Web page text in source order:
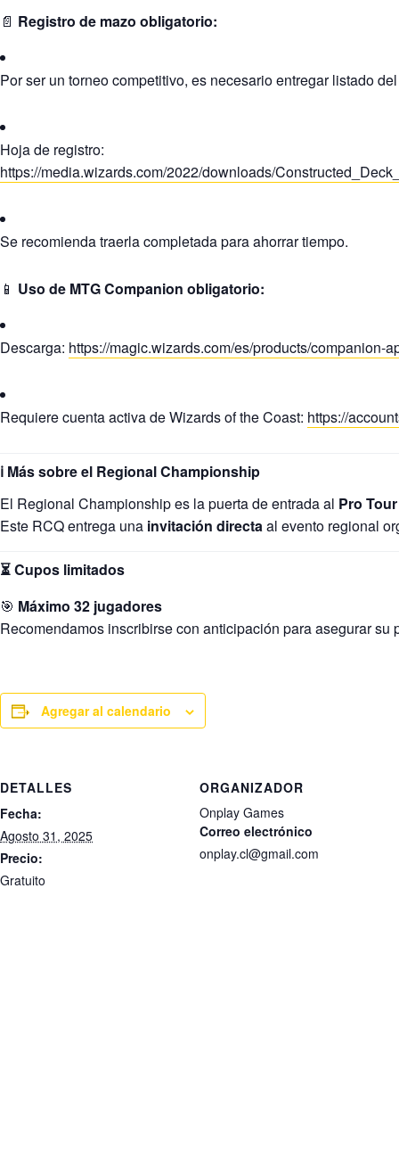
📄 Registro de mazo obligatorio:
Por ser un torneo competitivo, es necesario entregar listado
Hoja de registro:
https://media.wizards.com/2022/downloads/
Se recomienda traerla completada para ahorrar tiempo.
📱 Uso de MTG Companion obligatorio:
Descarga: https://magic.wizards.com/es/products/companion-
Requiere cuenta activa de Wizards of the Coast: https://
ℹ Más sobre el Regional Championship
El Regional Championship es la puerta de entrada al Pro Tour
Este RCQ entrega una invitación directaal evento regional
⏳ Cupos limitados
🎯 Máximo 32 jugadores
Recomendamos inscribirse con anticipación para asegurar su
Agregar al calendario
DETALLES
Fecha:
Agosto 31, 2025
Precio:
Gratuito
ORGANIZADOR
Onplay Games
Correo electrónico
onplay.cl@gmail.com